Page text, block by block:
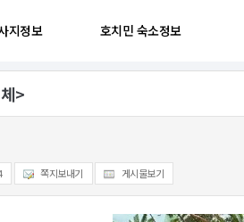
지정보 호치민 숙소정보
>
쪽지보내기 게시물보기